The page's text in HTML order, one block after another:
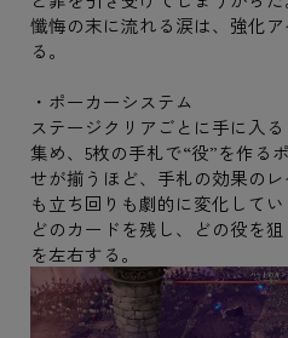
懺悔の末に流れる涙は、強化
る。
・ポーカーシステム
ステージクリアごとに手に入
集め、5枚の手札で“役”を作る
せが揃うほど、手札の効果の
も立ち回りも劇的に変化してい
どのカードを残し、どの役を
を左右する。